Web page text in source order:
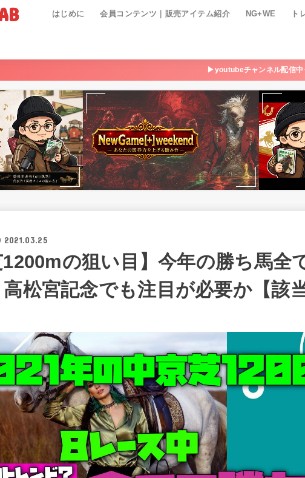
はじめに 会員コンテンツ｜販売アイテム紹介 NG+WE ト
▶youtubeチャンネル配信
2021.03.25
1200mの狙い目】今年の勝ち馬全
松宮記念でも注目が必要か【該